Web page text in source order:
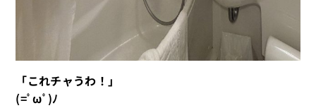
「これチャうわ！」
(=ﾟωﾟ)ﾉ